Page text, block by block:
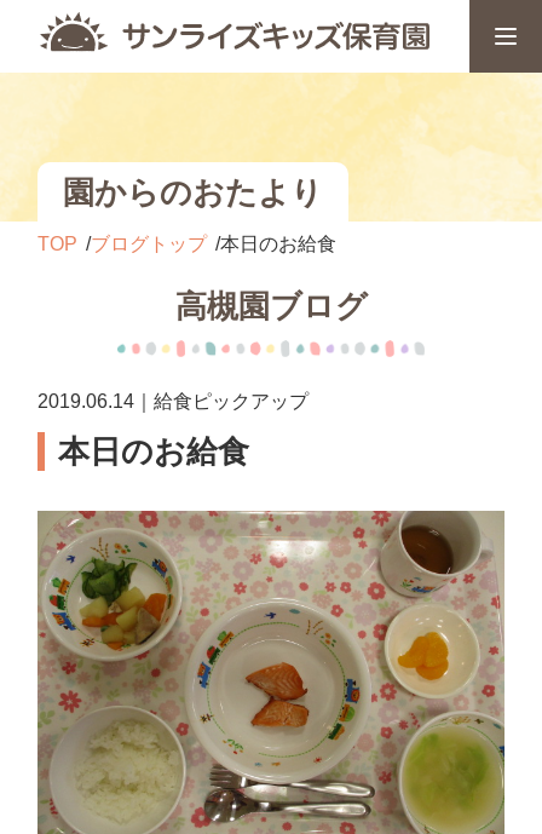
園からのおたより
TOP ブログトップ 本日のお給食
高槻園ブログ
2019.06.14｜給食ピックアップ
本日のお給食